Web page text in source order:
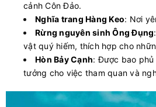
cảnh Côn Đảo.
Nghĩa trang Hàng Keo: Nơi
Rừng nguyên sinh Ông Đụng
vật quý hiếm, thích hợp cho
Hòn Bảy Cạnh: Được bao phủ
tưởng cho việc tham quan và